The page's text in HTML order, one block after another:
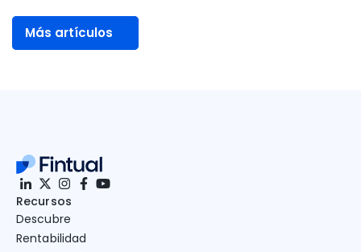
cada meta.
Más artículos
Más artículos
Recursos
Descubre
Rentabilidad